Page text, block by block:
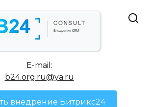
E-mail:
b24.org.ru@ya.ru
внедрение Битрикс24